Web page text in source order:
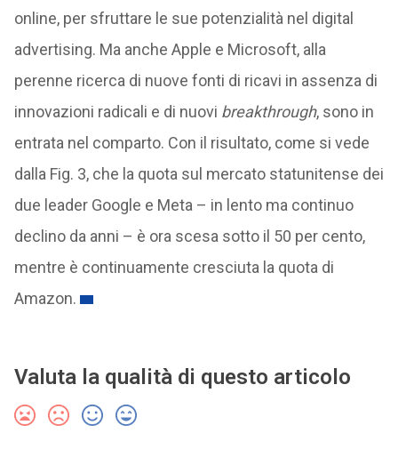
online, per sfruttare le sue potenzialità nel digital
advertising. Ma anche Apple e Microsoft, alla
perenne ricerca di nuove fonti di ricavi in assenza di
innovazioni radicali e di nuovi breakthrough, sono in
entrata nel comparto. Con il risultato, come si vede
dalla Fig. 3, che la quota sul mercato statunitense dei
due leader Google e Meta – in lento ma continuo
declino da anni – è ora scesa sotto il 50 per cento,
mentre è continuamente cresciuta la quota di
Amazon.
Valuta la qualità di questo articolo